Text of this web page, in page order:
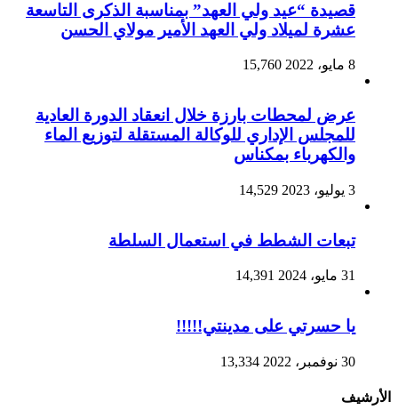
قصيدة “عيد ولي العهد” بمناسبة الذكرى التاسعة
عشرة لميلاد ولي العهد الأمير مولاي الحسن
8 مايو، 2022 15,760
عرض لمحطات بارزة خلال انعقاد الدورة العادية
للمجلس الإداري للوكالة المستقلة لتوزيع الماء
والكهرباء بمكناس
3 يوليو، 2023 14,529
تبعات الشطط في استعمال السلطة
31 مايو، 2024 14,391
يا حسرتي على مدينتي!!!!!
30 نوفمبر، 2022 13,334
الأرشيف